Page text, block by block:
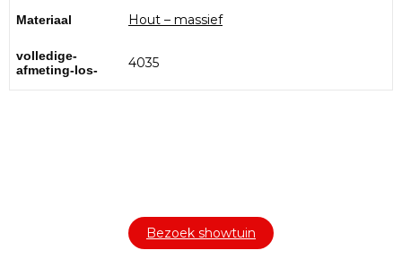
Materiaal Hout – massief
volledige-
afmeting-los-
4035
Bezoek showtuin